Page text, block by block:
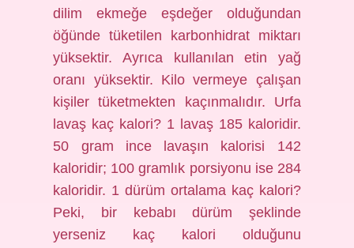
dilim ekmeğe eşdeğer olduğundan
öğünde tüketilen karbonhidrat miktarı
yüksektir. Ayrıca kullanılan etin yağ
oranı yüksektir. Kilo vermeye çalışan
kişiler tüketmekten kaçınmalıdır. Urfa
lavaş kaç kalori? 1 lavaş 185 kaloridir.
50 gram ince lavaşın kalorisi 142
kaloridir; 100 gramlık porsiyonu ise 284
kaloridir. 1 dürüm ortalama kaç kalori?
Peki, bir kebabı dürüm şeklinde
yerseniz kaç kalori olduğunu